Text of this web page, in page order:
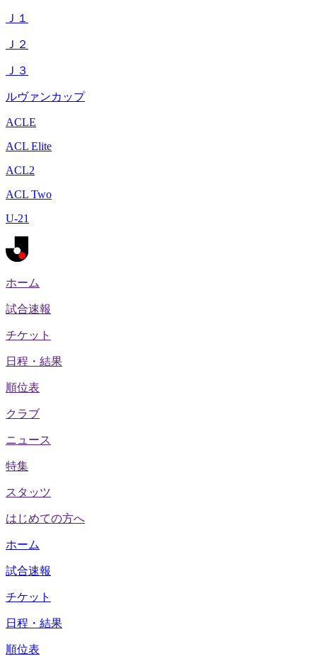
Ｊ１
Ｊ２
Ｊ３
ルヴァンカップ
ACLE
ACL Elite
ACL2
ACL Two
U-21
ホーム
試合速報
チケット
日程・結果
順位表
クラブ
ニュース
特集
スタッツ
はじめての方へ
ホーム
試合速報
チケット
日程・結果
順位表